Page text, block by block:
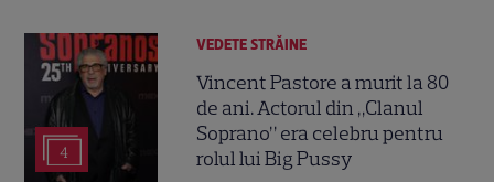
4
VEDETE STRĂINE
Vincent Pastore a murit la 80
de ani. Actorul din „Clanul
Soprano” era celebru pentru
rolul lui Big Pussy